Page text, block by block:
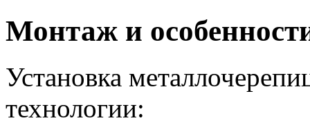
Монтаж и
Установка
технологии: